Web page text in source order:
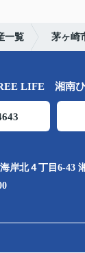
一覧 茅ヶ崎
LIFE 湘南
岸北４丁目6-43